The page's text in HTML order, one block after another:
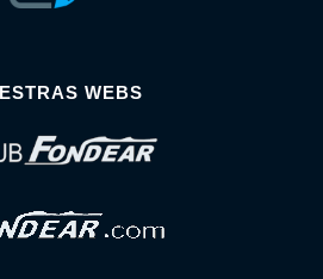
WEBS